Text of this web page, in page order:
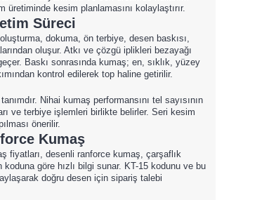
kesim planlamasını kolaylaştırır.
Süreci
dokuma, ön terbiye, desen baskısı,
oluşur. Atkı ve çözgü iplikleri bezayağı
Baskı sonrasında kumaş; en, sıklık, yüzey
kontrol edilerek top haline getirilir.
Nihai kumaş performansını tel sayısının
ve terbiye işlemleri birlikte belirler. Seri kesim
önerilir.
Kumaş
fiyatları, desenli ranforce kumaş, çarşaflık
göre hızlı bilgi sunar. KT-15 kodunu ve bu
doğru desen için sipariş talebi